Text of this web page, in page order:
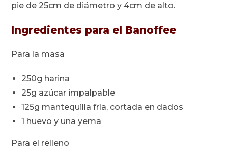
pie de 25cm de diámetro y 4cm de alto.
Ingredientes para el Banoffee
Para la masa
250g harina
25g azúcar impalpable
125g mantequilla fría, cortada en dados
1 huevo y una yema
Para el relleno